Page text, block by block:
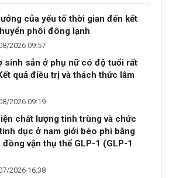
của yếu tố thời gian đến kết
phôi đông lạnh
2026 09:57
sinh sản ở phụ nữ có độ tuổi rất
quả điều trị và thách thức lâm
2026 09:19
chất lượng tinh trùng và chức
dục ở nam giới béo phì bằng
vận thụ thể GLP-1 (GLP-1
2026 16:38